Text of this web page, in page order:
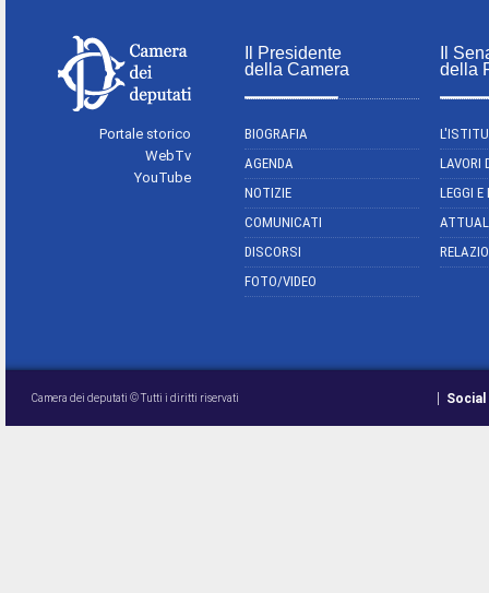
Portale storico
WebTv
YouTube
Il Presidente
della Camera
BIOGRAFIA
AGENDA
NOTIZIE
COMUNICATI
DISCORSI
FOTO/VIDEO
Il
della
LAVORI
LEGGI
Camera dei deputati © Tutti i diritti riservati Social